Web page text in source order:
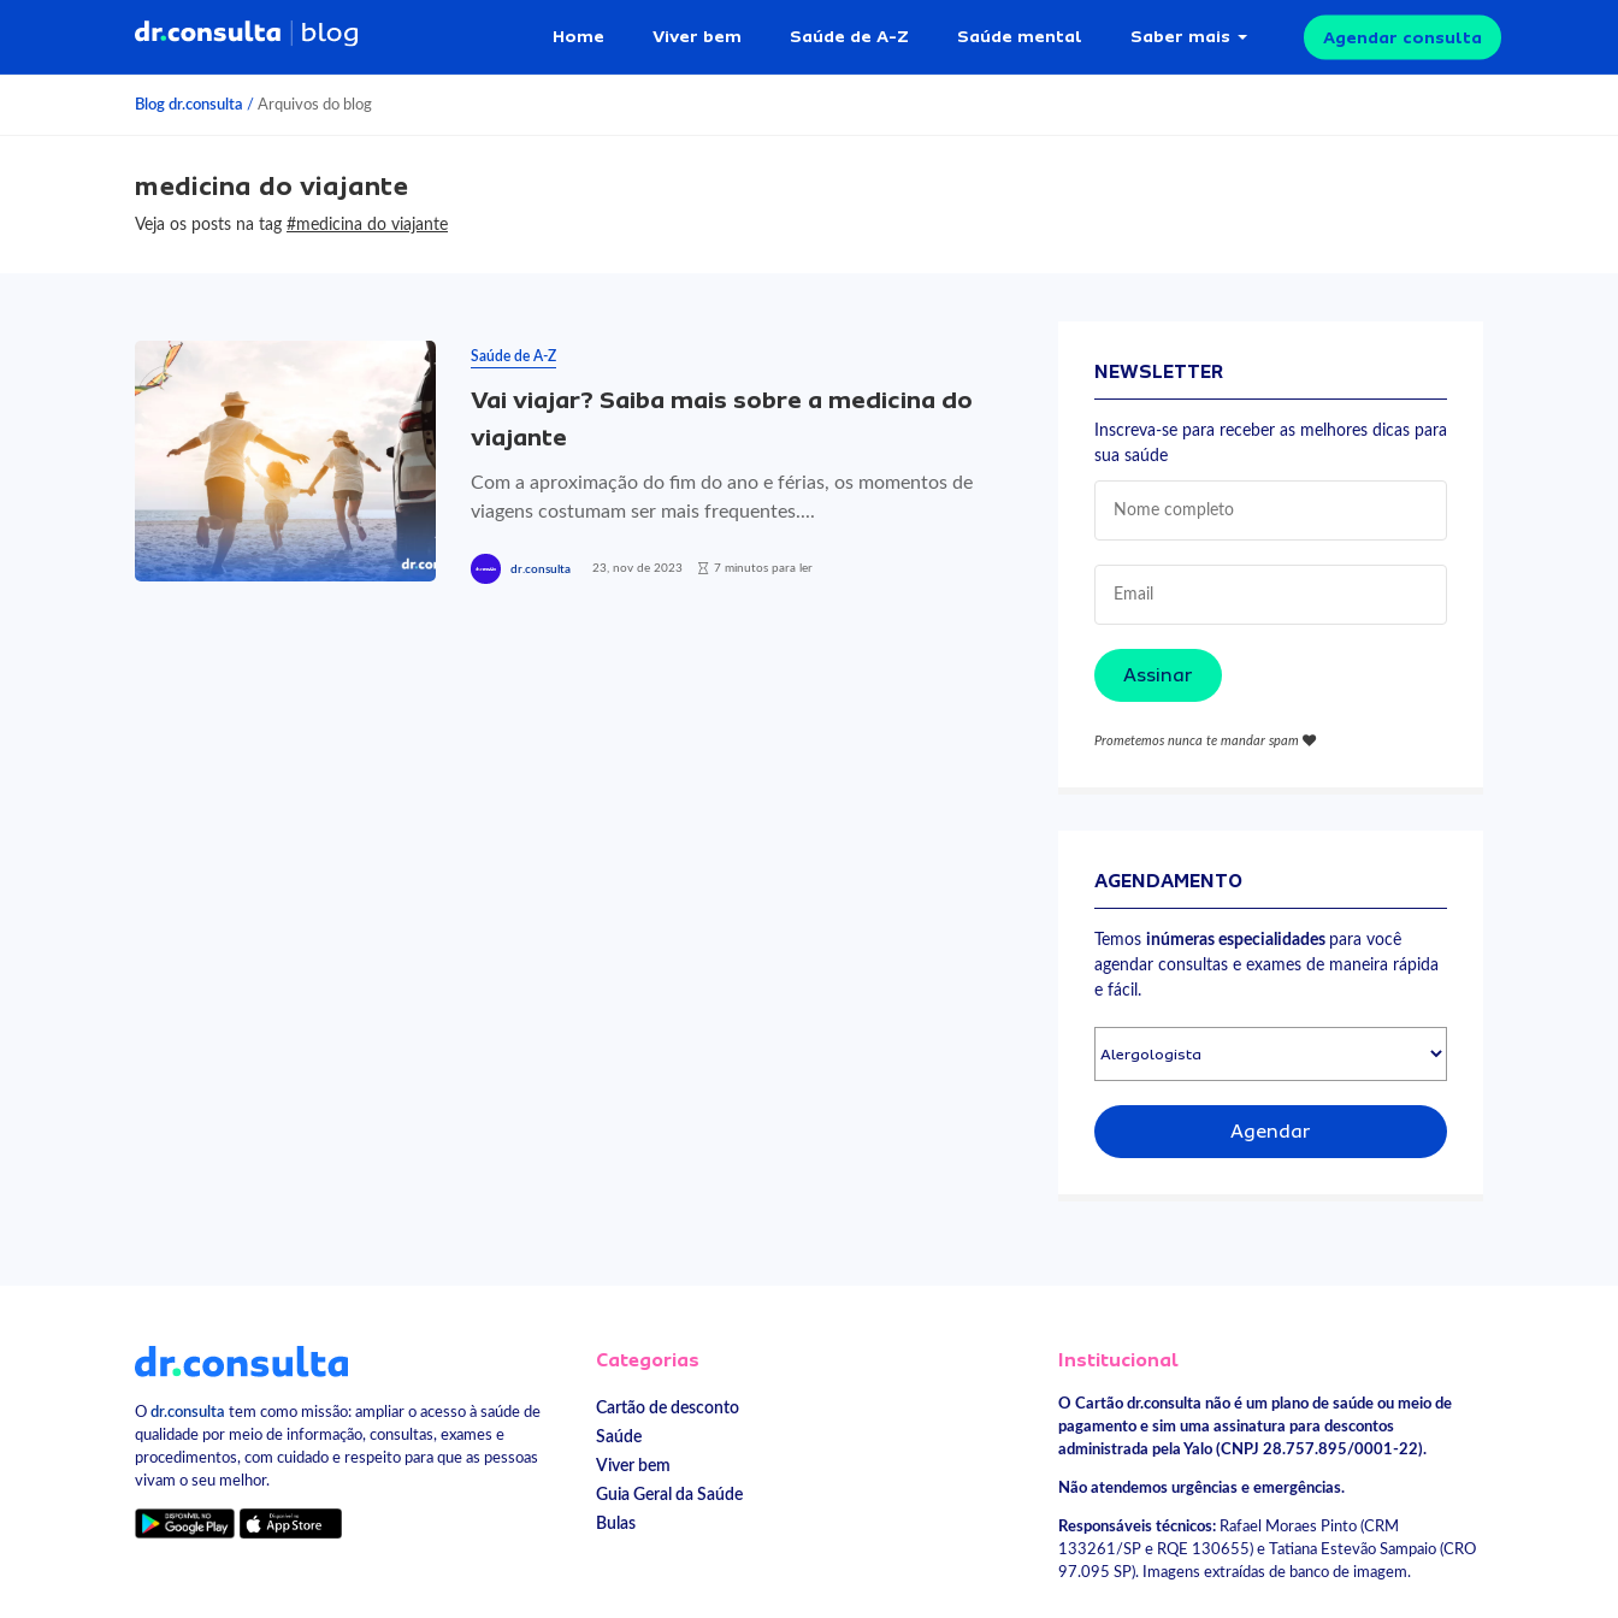
Home Viver bem Saúde de A-Z Saúde mental Saber mais Agendar consulta
Blog dr.consulta / Arquivos do blog
medicina do viajante
Veja os posts na tag #medicina do viajante
Saúde de A-Z
Vai viajar? Saiba mais sobre a medicina do
viajante
Com a aproximação do fim do ano e férias, os momentos de
viagens costumam ser mais frequentes....
dr.consulta 23, nov de 2023 7 minutos para ler
NEWSLETTER
Inscreva-se para receber as melhores dicas para
sua saúde
Assinar
Prometemos nunca te mandar spam
AGENDAMENTO
Temos inúmeras especialidades para você
agendar consultas e exames de maneira rápida
e fácil.
Agendar
O dr.consulta tem como missão: ampliar o acesso à saúde de
qualidade por meio de informação, consultas, exames e
procedimentos, com cuidado e respeito para que as pessoas
vivam o seu melhor.
Categorias
Cartão de desconto
Saúde
Viver bem
Guia Geral da Saúde
Bulas
Institucional
O Cartão dr.consulta não é um plano de saúde ou meio de
pagamento e sim uma assinatura para descontos
administrada pela Yalo (CNPJ 28.757.895/0001-22).
Não atendemos urgências e emergências.
Responsáveis técnicos:Rafael Moraes Pinto (CRM
133261/SP e RQE 130655) e Tatiana Estevão Sampaio (CRO
97.095 SP). Imagens extraídas de banco de imagem.